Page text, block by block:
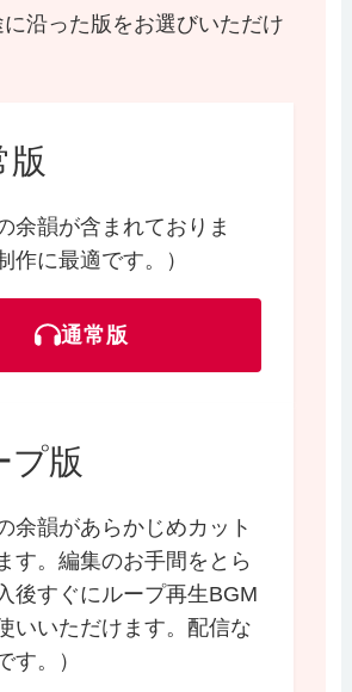
に沿った版をお選びいただけ
余韻が含まれておりま
作に最適です。）
通常版
版
余韻があらかじめカット
す。編集のお手間をとら
後すぐにループ再生BGM
いいただけます。配信な
す。）